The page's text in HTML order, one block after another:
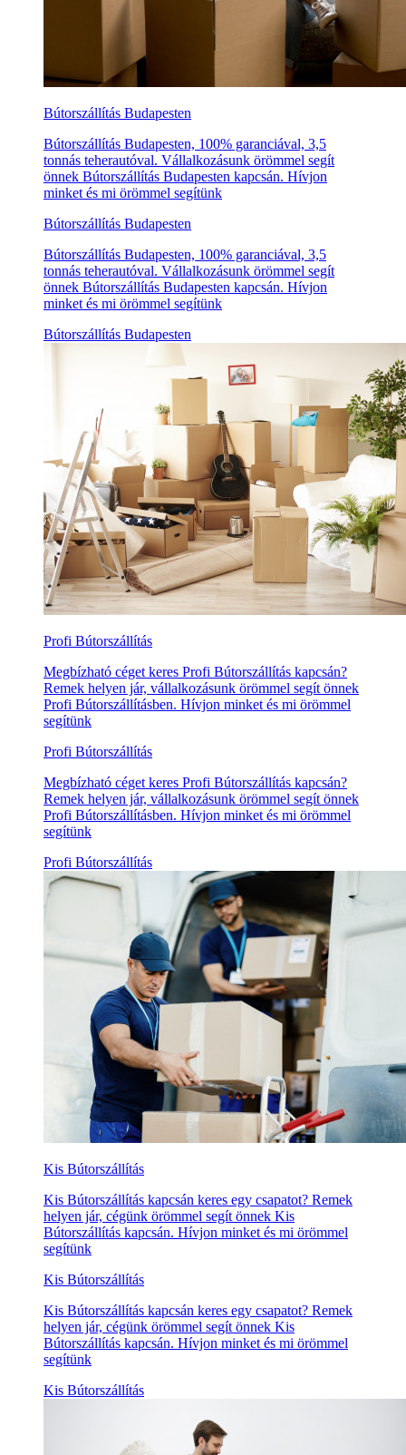
Bútorszállítás Budapesten
Bútorszállítás Budapesten, 100% garanciával, 3,5
tonnás teherautóval. Vállalkozásunk örömmel segít
önnek Bútorszállítás Budapesten kapcsán. Hívjon
minket és mi örömmel segítünk
Bútorszállítás Budapesten
Bútorszállítás Budapesten, 100% garanciával, 3,5
tonnás teherautóval. Vállalkozásunk örömmel segít
önnek Bútorszállítás Budapesten kapcsán. Hívjon
minket és mi örömmel segítünk
Bútorszállítás Budapesten
Profi Bútorszállítás
Megbízható céget keres Profi Bútorszállítás kapcsán?
Remek helyen jár, vállalkozásunk örömmel segít önnek
Profi Bútorszállításben. Hívjon minket és mi örömmel
segítünk
Profi Bútorszállítás
Megbízható céget keres Profi Bútorszállítás kapcsán?
Remek helyen jár, vállalkozásunk örömmel segít önnek
Profi Bútorszállításben. Hívjon minket és mi örömmel
segítünk
Profi Bútorszállítás
Kis Bútorszállítás
Kis Bútorszállítás kapcsán keres egy csapatot? Remek
helyen jár, cégünk örömmel segít önnek Kis
Bútorszállítás kapcsán. Hívjon minket és mi örömmel
segítünk
Kis Bútorszállítás
Kis Bútorszállítás kapcsán keres egy csapatot? Remek
helyen jár, cégünk örömmel segít önnek Kis
Bútorszállítás kapcsán. Hívjon minket és mi örömmel
segítünk
Kis Bútorszállítás